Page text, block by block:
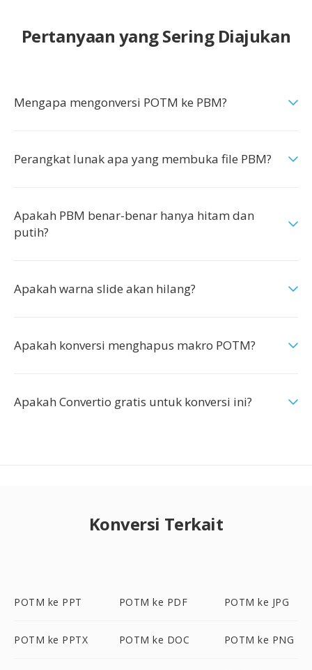
Pertanyaan yang Sering Diajukan
Mengapa mengonversi POTM ke PBM?
Perangkat lunak apa yang membuka file PBM?
Apakah PBM benar-benar hanya hitam dan
putih?
Apakah warna slide akan hilang?
Apakah konversi menghapus makro POTM?
Apakah Convertio gratis untuk konversi ini?
Konversi Terkait
POTM ke PPT POTM ke PDF POTM ke JPG
POTM ke PPTX POTM ke DOC POTM ke PNG